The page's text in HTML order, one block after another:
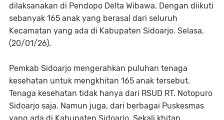
dilaksanakan di Pendopo Delta Wibawa. Dengan diikuti
sebanyak 165 anak yang berasal dari seluruh
Kecamatan yang ada di Kabupaten Sidoarjo. Selasa,
(20/01/26).
Pemkab Sidoarjo mengerahkan puluhan tenaga
kesehatan untuk mengkhitan 165 anak tersebut.
Tenaga kesehatan tidak hanya dari RSUD RT. Notopuro
Sidoarjo saja. Namun juga, dari berbagai Puskesmas